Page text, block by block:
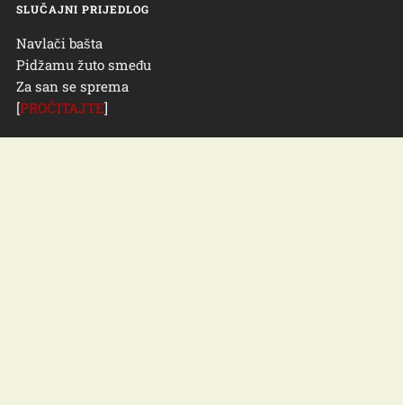
SLUČAJNI PRIJEDLOG
Navlači bašta
Pidžamu žuto smeđu
Za san se sprema
[PROČITAJTE]